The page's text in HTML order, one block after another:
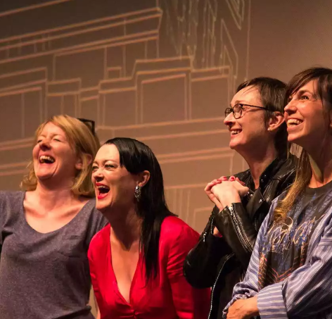
pubblicitari di Turismo Irlandese su altri siti web che utilizzano cookie e
pixel di tracciamento. Puoi annullare l'iscrizione in qualsiasi momento
cliccando su "annulla iscrizione" nelle nostre email. Puoi trovare
maggiori informazioni su "Come gestiamo i tuoi dati personali" nella
nostra
politica sulla privacy.
Iscriviti!